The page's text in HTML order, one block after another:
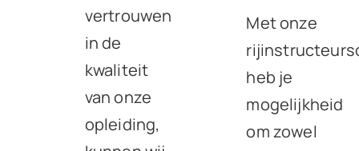
vertrouwen
in de
kwaliteit
van onze
opleiding,
Met onze
heb je
mogelijkheid
om zowel